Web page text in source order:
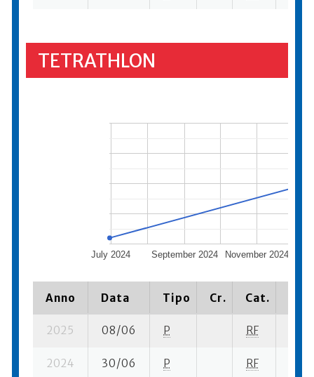
TETRATHLON
July 2024 September 2024 November 2024
Anno Data Tipo Cr. Cat.
2025 08/06 P RF
2024 30/06 P RF